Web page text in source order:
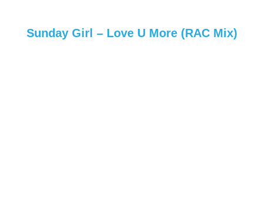
Sunday Girl – Love U More (RAC Mix)